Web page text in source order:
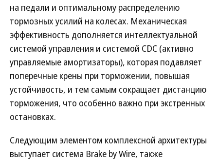
на педали и оптимальному распределению
тормозных усилий на колесах. Механическая
эффективность дополняется интеллектуальной
системой управления и системой CDC (активно
управляемые амортизаторы), которая подавляет
поперечные крены при торможении, повышая
устойчивость, и тем самым сокращает дистанцию
торможения, что особенно важно при экстренных
остановках.
Следующим элементом комплексной архитектуры
выступает система Brake by Wire, также